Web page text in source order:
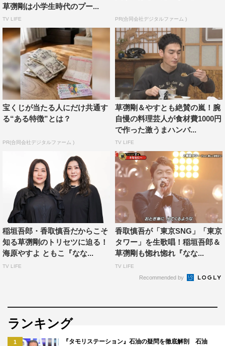
場。絶品大福の作り方を伝授するため、草彅・やすともの
元にやってきて直接指導するが、なんとド緊張のあまり、
植野はとんでもないハプニングを起こしてしまう。なんと
か自分たちでついた餅に好きなフルーツを入れて完成した
フルーツ大福。果たしてその味は。
草彅とやすともの収録後コメントは下記に掲載。
草彅剛＆海原やすよ ともこ 収録後コメント
やすよ：いつもの感じでいろいろと脱線しましたね
（笑）。
草彅剛は小学生時代のプー...
TV LIFE PR(合同会社デジタルファーム )
宝くじが当たる人にだけ共通す
る“ある特徴”とは？
PR(合同会社デジタルファーム )
草彅剛＆やすとも絶賛の嵐！腕
自慢の料理芸人が食材費1000円
で作った激うまハンバ...
TV LIFE
稲垣吾郎・香取慎吾だからこそ
知る草彅剛のトリセツに迫る！
海原やすよ ともこ『なな...
TV LIFE
香取慎吾が「東京SNG」「東京
タワー」を生歌唱！稲垣吾郎＆
草彅剛も惚れ惚れ『なな...
TV LIFE
Recommended by
ランキング
1
『タモリステーション』石油の疑問を徹底解剖 石油